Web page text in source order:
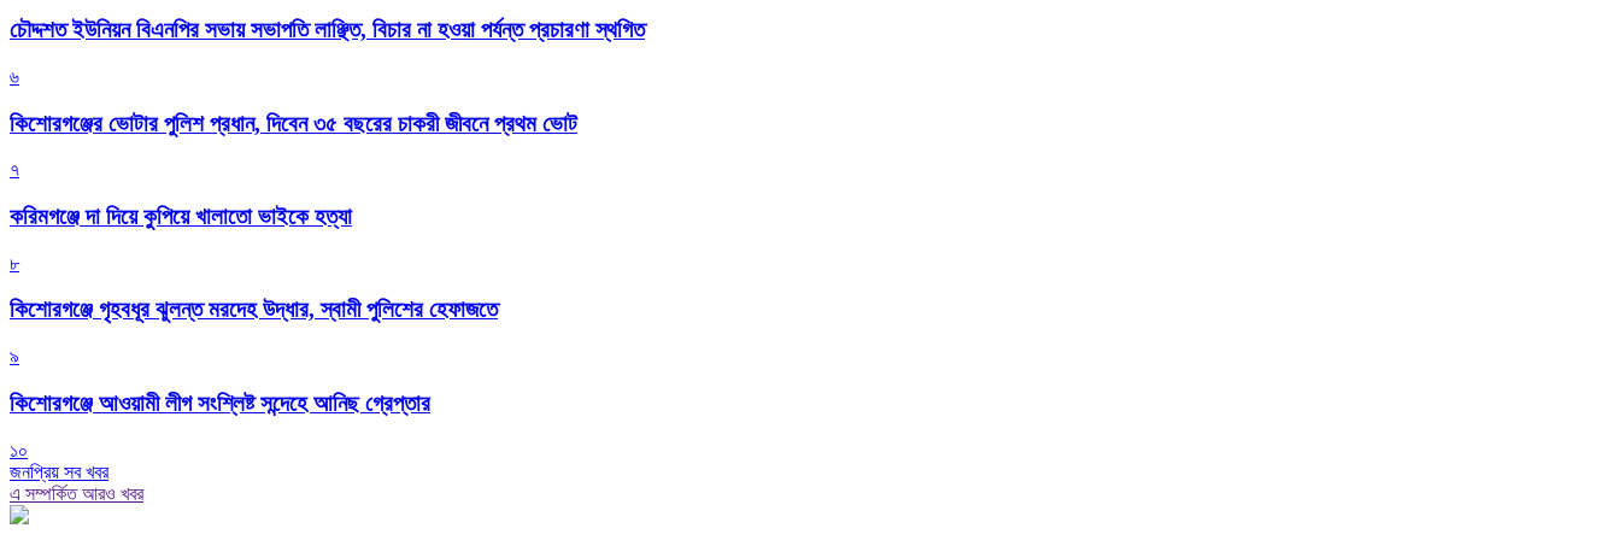
চৌদ্দশত ইউনিয়ন বিএনপির সভায় সভাপতি লাঞ্ছিত, বিচার না হওয়া পর্যন্ত প্রচারণা স্থগিত
৬
কিশোরগঞ্জের ভোটার পুলিশ প্রধান, দিবেন ৩৫ বছরের চাকরী জীবনে প্রথম ভোট
৭
করিমগঞ্জে দা দিয়ে কুপিয়ে খালাতো ভাইকে হত্যা
৮
কিশোরগঞ্জে গৃহবধূর ঝুলন্ত মরদেহ উদ্ধার, স্বামী পুলিশের হেফাজতে
৯
কিশোরগঞ্জে আওয়ামী লীগ সংশ্লিষ্ট সন্দেহে আনিছ গ্রেপ্তার
১০
জনপ্রিয় সব খবর
এ সম্পর্কিত আরও খবর